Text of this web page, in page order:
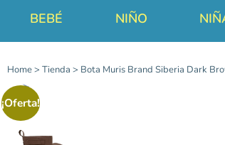
BEBÉ NIÑO
Home> Tienda > Bota Muris Brand Siberia Dark
¡Oferta!